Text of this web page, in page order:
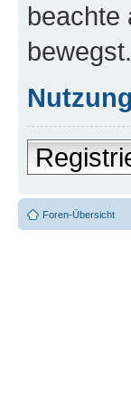
beachte
bewegst.
Foren-Übersicht